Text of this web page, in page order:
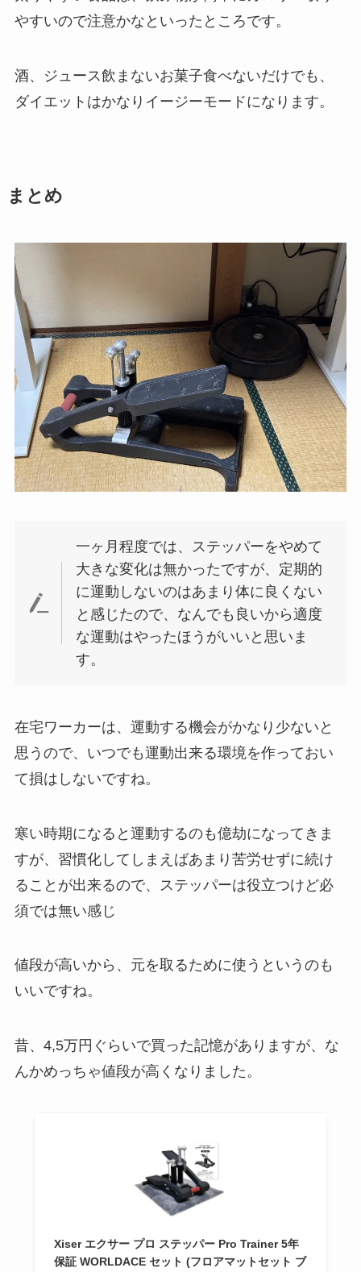
やすいので注意かなといったところです。
酒、ジュース飲まないお菓子食べないだけでも、
ダイエットはかなりイージーモードになります。
まとめ
一ヶ月程度では、ステッパーをやめて
大きな変化は無かったですが、定期的
に運動しないのはあまり体に良くない
と感じたので、なんでも良いから適度
な運動はやったほうがいいと思いま
す。
在宅ワーカーは、運動する機会がかなり少ないと
思うので、いつでも運動出来る環境を作っておい
て損はしないですね。
寒い時期になると運動するのも億劫になってきま
すが、習慣化してしまえばあまり苦労せずに続け
ることが出来るので、ステッパーは役立つけど必
須では無い感じ
値段が高いから、元を取るために使うというのも
いいですね。
昔、4,5万円ぐらいで買った記憶がありますが、な
んかめっちゃ値段が高くなりました。
Xiser エクサー プロ ステッパー Pro Trainer 5年
保証 WORLDACE セット (フロアマットセット ブ